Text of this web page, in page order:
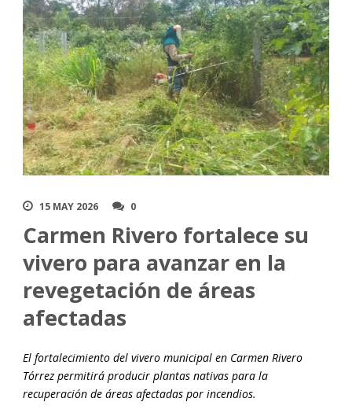
15 MAY 2026 0
Carmen Rivero fortalece su
vivero para avanzar en la
revegetación de áreas
afectadas
El fortalecimiento del vivero municipal en Carmen Rivero
Tórrez permitirá producir plantas nativas para la
recuperación de áreas afectadas por incendios.